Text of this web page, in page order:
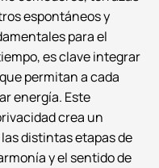
espontáneos y
para el
es clave integrar
permitan a cada
energía. Este
crea un
distintas etapas de
y el sentido de